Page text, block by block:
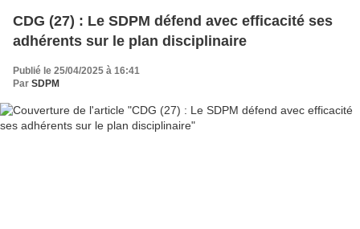
CDG (27) : Le SDPM défend avec efficacité ses
adhérents sur le plan disciplinaire
Publié le 25/04/2025 à 16:41
Par SDPM